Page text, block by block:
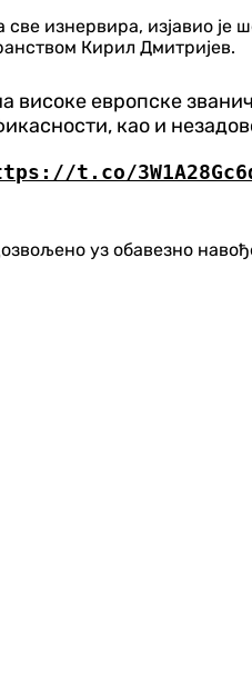
изнервира, изјавио
Кирил Дмитријев.
високе европске
као и
t.co/
уз обавезно